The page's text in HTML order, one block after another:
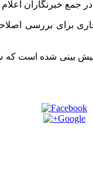
برای بررسی
بینی شده است که